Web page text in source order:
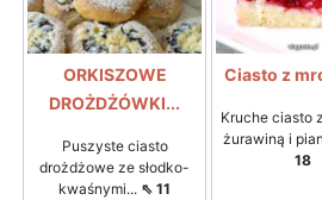
ORKISZOWE
DROŻDŻÓWKI...
Puszyste ciasto
drożdżowe ze słodko-
kwaśnymi... ⇖ 11
Ciasto z
Kruche ciasto
żurawiną i
18